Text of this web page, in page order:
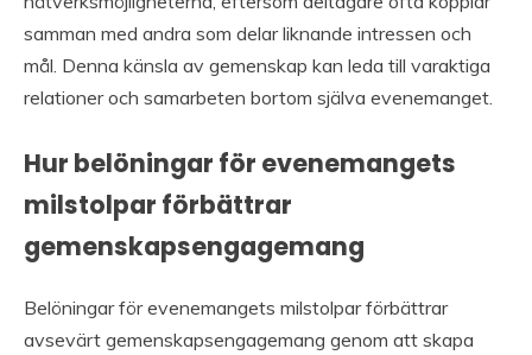
samman med andra som delar liknande intressen och
mål. Denna känsla av gemenskap kan leda till varaktiga
relationer och samarbeten bortom själva evenemanget.
Hur belöningar för evenemangets
milstolpar förbättrar
gemenskapsengagemang
Belöningar för evenemangets milstolpar förbättrar
avsevärt gemenskapsengagemang genom att skapa